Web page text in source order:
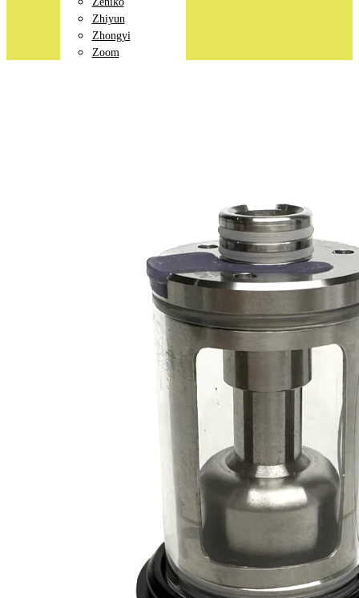
Zhiyun
Zhongyi
Zoom